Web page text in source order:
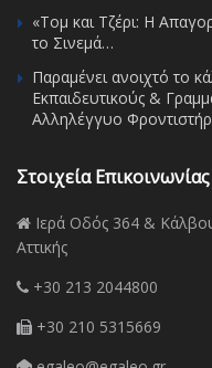
«Τομ και Τζέρι: Η
το Σινεμά…
Παραμένει ανοιχτό το
Εκπαιδευτικούς &
Αλληλέγγυο
Στοιχεία Επικοινωνίας
Ιερά Οδός 364 &
Αττικής
+30 213 2044800
+30 210 5315669